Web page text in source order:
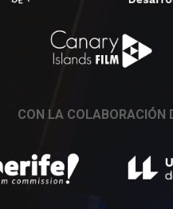
CON LA COLABORACIÓN